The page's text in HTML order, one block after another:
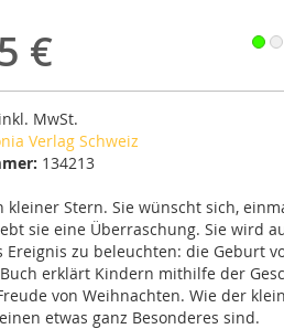
€
MwSt.
Verlag Schweiz
134213
kleiner Stern. Sie wünscht sich,
sie eine Überraschung. Sie wird
Ereignis zu beleuchten: die Geburt
erklärt Kindern mithilfe der
von Weihnachten. Wie der
etwas ganz Besonderes sind.